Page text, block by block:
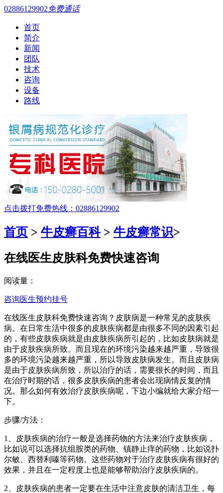
02886129902免费通话
首页
简介
新闻
团队
技术
咨询
设备
路线
点击拨打免费热线：02886129902
首页 > 牛皮癣百科> 牛皮癣常识>
在线医生皮肤科免费快速咨询
阅读量：
咨询医生预约挂号
在线医生皮肤科免费快速咨询？皮肤病是一种常见的皮肤疾
病。在日常生活中很多的皮肤疾病都是由很多不同的因素引起
的，有些皮肤疾病就是由皮肤疾病所引起的，比如皮肤病就是
由于皮肤疾病所致。而且现在的环境污染越来越严重，导致很
多的环境污染越来越严重，所以导致皮肤病发生。而且皮肤病
是由于皮肤疾病所致，所以治疗的话，需要很长的时间，而且
在治疗时期的话，很多皮肤疾病的患者会出现病情反复的情
况。那么如何有效治疗皮肤疾病呢，下边小编就给大家介绍一
下。
步骤/方法：
1、皮肤疾病的治疗一般是选择药物的方法来治疗皮肤疾病，
比如说可以选择抗组胺类的药物、镇静止痒的药物，比如说扑
尔敏、西替利嗪等药物。这些药物对于治疗皮肤疾病有很好的
效果，并且在一定程度上也是能够帮助治疗皮肤疾病的。
2、皮肤疾病的患者一定要在生活中注意皮肤的清洁卫生，每